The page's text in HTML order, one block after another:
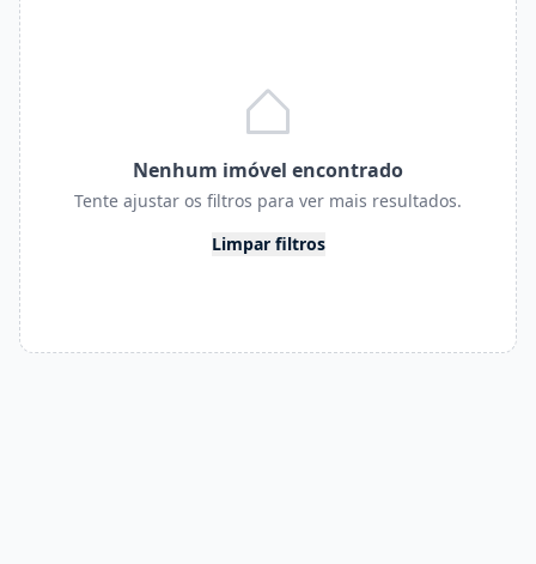
Nenhum imóvel encontrado
Tente ajustar os filtros para ver mais resultados.
Limpar filtros